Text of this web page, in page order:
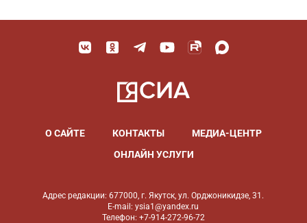
О САЙТЕ КОНТАКТЫ
МЕДИА-ЦЕНТР
ОНЛАЙН УСЛУГИ
Адрес редакции: 677000, г. Якутск, ул. Орджоникидзе, 31.
E-mail: ysia1@yandex.ru
Телефон: +7-914-272-96-72